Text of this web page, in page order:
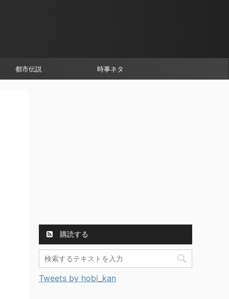
都市伝説 時事ネタ
購読する
Tweets by hobi_kan